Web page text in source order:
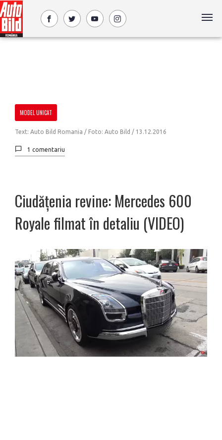
MODEL UNICAT
Text: Auto Bild Romania / Foto: Auto Bild / 13.12.2016
1 comentariu
Ciudățenia revine: Mercedes 600
Royale filmat în detaliu (VIDEO)